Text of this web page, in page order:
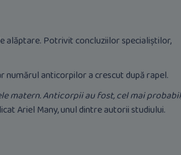
alăptare. Potrivit concluziilor specialiștilor,
numărul anticorpilor a crescut după rapel.
matern. Anticorpii au fost, cel mai
Ariel Many, unul dintre autorii studiului.